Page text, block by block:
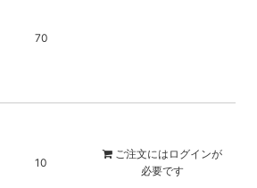
70
10
ご注文には ログインが
必要です